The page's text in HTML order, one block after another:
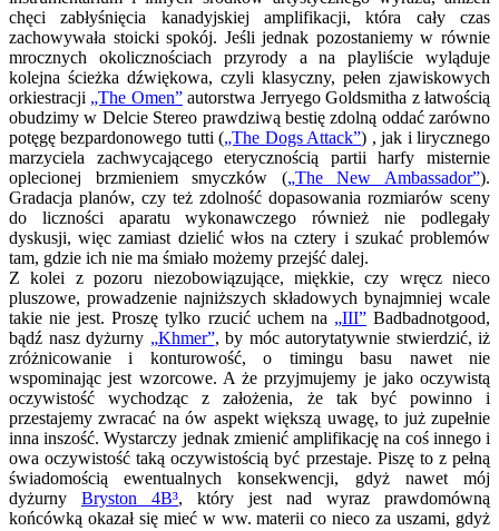
chęci zabłyśnięcia kanadyjskiej amplifikacji, która cały czas
zachowywała stoicki spokój. Jeśli jednak pozostaniemy w równie
mrocznych okolicznościach przyrody a na playliście wyląduje
kolejna ścieżka dźwiękowa, czyli klasyczny, pełen zjawiskowych
orkiestracji „The Omen”autorstwa Jerryego Goldsmitha z łatwością
obudzimy w Delcie Stereo prawdziwą bestię zdolną oddać zarówno
potęgę bezpardonowego tutti („The Dogs Attack”) , jak i lirycznego
marzyciela zachwycającego eterycznością partii harfy misternie
oplecionej brzmieniem smyczków („The New Ambassador”).
Gradacja planów, czy też zdolność dopasowania rozmiarów sceny
do liczności aparatu wykonawczego również nie podlegały
dyskusji, więc zamiast dzielić włos na cztery i szukać problemów
tam, gdzie ich nie ma śmiało możemy przejść dalej.
Z kolei z pozoru niezobowiązujące, miękkie, czy wręcz nieco
pluszowe, prowadzenie najniższych składowych bynajmniej wcale
takie nie jest. Proszę tylko rzucić uchem na „III”Badbadnotgood,
bądź nasz dyżurny „Khmer”, by móc autorytatywnie stwierdzić, iż
zróżnicowanie i konturowość, o timingu basu nawet nie
wspominając jest wzorcowe. A że przyjmujemy je jako oczywistą
oczywistość wychodząc z założenia, że tak być powinno i
przestajemy zwracać na ów aspekt większą uwagę, to już zupełnie
inna inszość. Wystarczy jednak zmienić amplifikację na coś innego i
owa oczywistość taką oczywistością być przestaje. Piszę to z pełną
świadomością ewentualnych konsekwencji, gdyż nawet mój
dyżurny Bryston 4B³, który jest nad wyraz prawdomówną
końcówką okazał się mieć w ww. materii co nieco za uszami, gdyż